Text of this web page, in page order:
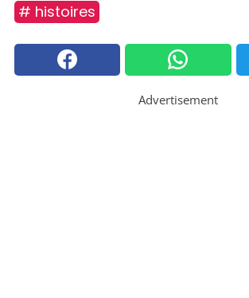
# histoires
Advertisement